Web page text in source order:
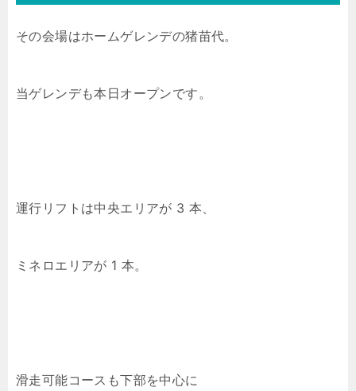
その会場はホームゲレンデの猪苗代。
当ゲレンデも本日オープンです。
運行リフトは中央エリアが 3 本、
ミネロエリアが 1 本。
滑走可能コースも下部を中心に